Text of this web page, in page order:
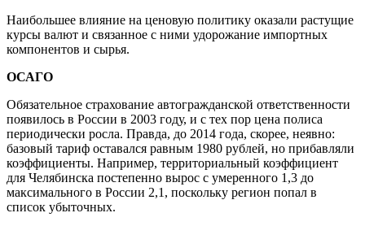
Наибольшее влияние на ценовую политику оказали растущие
курсы валют и связанное с ними удорожание импортных
компонентов и сырья.
ОСАГО
Обязательное страхование автогражданской ответственности
появилось в России в 2003 году, и с тех пор цена полиса
периодически росла. Правда, до 2014 года, скорее, неявно:
базовый тариф оставался равным 1980 рублей, но прибавляли
коэффициенты. Например, территориальный коэффициент
для Челябинска постепенно вырос с умеренного 1,3 до
максимального в России 2,1, поскольку регион попал в
список убыточных.